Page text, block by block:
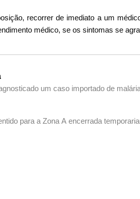
recorrer de imediato a um
médico, se os sintomas se
um caso importado de
para a Zona A encerrada